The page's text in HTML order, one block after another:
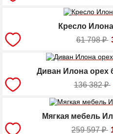
Кресло
61 798₽
Диван Илона орех
136 382₽
Мягкая мебель
259 597₽